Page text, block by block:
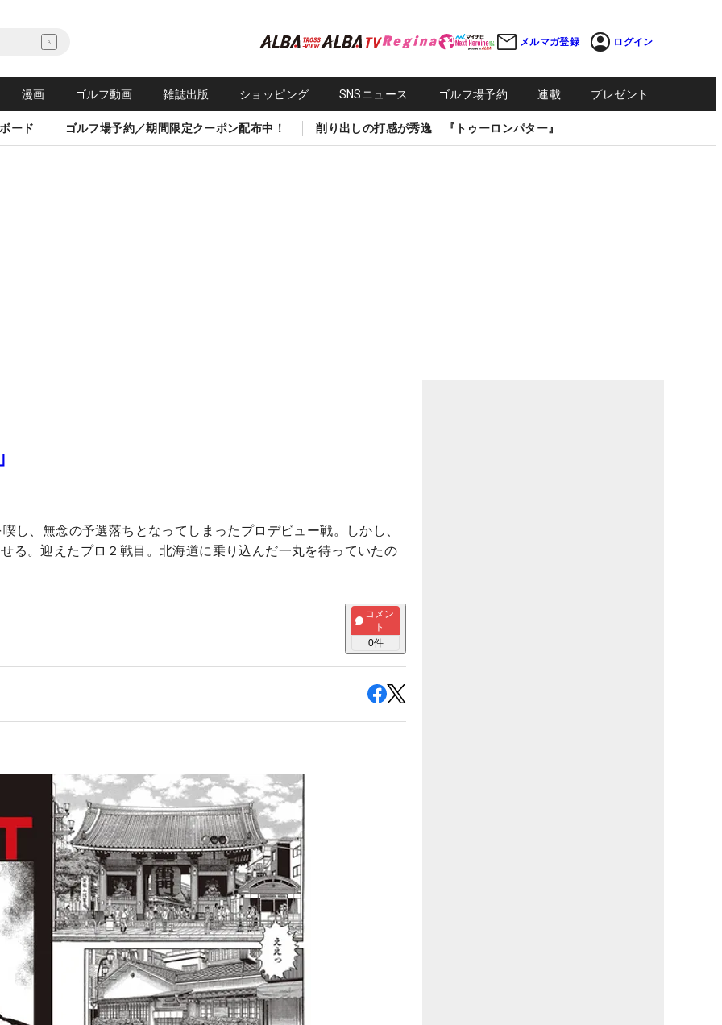
メルマガ登録 ログイン
漫画 ゴルフ動画 雑誌出版 ショッピング SNSニュース ゴルフ場予約 連載 プレゼント
ード ゴルフ場予約／期間限定クーポン配布中！ 削り出しの打感が秀逸 『トゥーロンパター』
し、無念の予選落ちとなってしまったプロデビュー戦。しかし、
る。迎えたプロ２戦目。北海道に乗り込んだ一丸を待っていたの
コメン
ト
0件